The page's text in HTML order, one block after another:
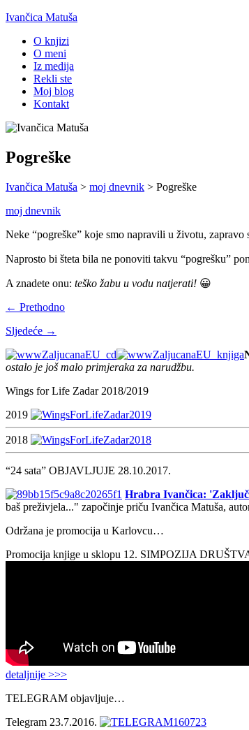
Ivančica Matuša
O knjizi
O meni
Iz medija
Rekli ste
Moj blog
Kontakt
Pogreške
Ivančica Matuša > moj dnevnik > Pogreške
moj dnevnik
Neke “pogreške” koje smo napravili u životu,
Naprosto bi šteta bila ne ponoviti takvu “pogrešku”
A znadete onu: teško žabu u vodu natjerati! 😀
← Prethodno
Sljedeće →
ostalo je još malo primjeraka za narudžbu.
Wings for Life Zadar 2018/2019
2019
2018
“24 sata” OBJAVLJUJE 28.10.2017.
Hrabra Ivančica:
baš preživjela..." započinje priču Ivančica Matuša,
Održana je promocija u Karlovcu…
Promocija knjige u sklopu 12. SIMPOZIJA
detaljnije >>>
TELEGRAM objavljuje…
Telegram 23.7.2016.